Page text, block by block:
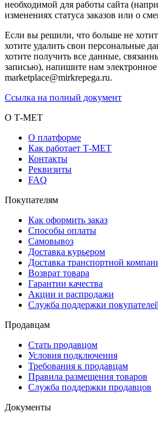
необходимой для работы сайта
изменениях статуса заказов или о
Если вы решили, что больше не
хотите удалить свои персональные
хотите получить все данные,
записью), напишите нам
marketplace@mirkrepega.ru.
Ссылка на полный документ
О Т-МЕТ
О платформе
Как работает Т-МЕТ
Контакты
Реквизиты
FAQ
Покупателям
Как оформить заказ
Способы оплаты
Самовывоз
Доставка курьером
Доставка транспортной
Возврат товара
Гарантии качества
Акции и распродажи
Служба поддержки
Продавцам
Стать продавцом
Условия подключения
Требования к продавцам
Правила размещения товаров
Служба поддержки продавцов
Документы